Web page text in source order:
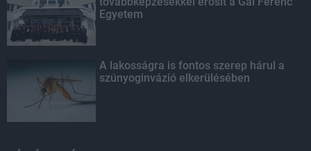
Egyetem
A lakosságra is fontos szerep hárul a
szúnyoginvázió elkerülésében